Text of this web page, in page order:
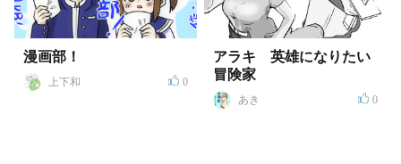
漫画部！
上下和 0
アラキ 英雄になりたい
冒険家
あき 0